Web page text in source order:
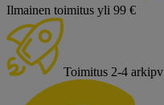
Ilmainen toimitus yli 99 €
Toimitus 2-4 arkipv